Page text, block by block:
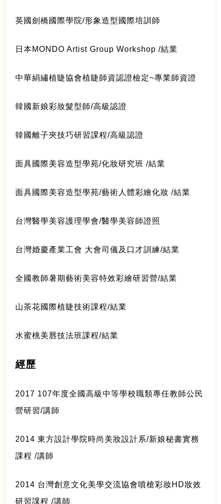
英國劍橋國際學院/形象造型國際培訓師
日本MONDO Artist Group Workshop /結業
中華絹繡植睫協會植睫師資認證檢定~專業師資證
韓國新娘彩妝髮型師/高級認證
韓國離子夾技巧研習課程/高級認證
面具國際美容造型學苑/化妝研究班 /結業
面具國際美容造型學苑/藝術人體彩繪化妝 /結業
台灣醫學美容護理學會/醫學美容師證照
台灣婚慶產業工會 大會司儀及口才訓練/結業
全國教師暑期藝術美容特效彩繪研習營/結業
山茶花國際植睫技術課程/結業
水蜜桃美唇技法班課程/結業
經歷
2017 107年度全國高級中等學校職類專任教師公民
營研習/講師
2014 東方設計學院時尚美妝設計系/新娘秘書實務
課程 /講師
2014 台灣創意文化美學交流協會噴槍彩妝HD妝效
研習課程 /講師